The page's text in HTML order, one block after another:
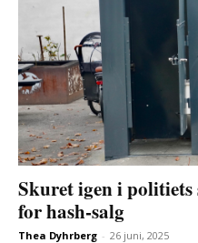
Skuret igen i politiets
for hash-salg
Thea Dyhrberg - 26 juni, 2025